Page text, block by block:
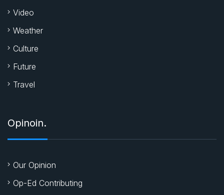
Video
Weather
Culture
Future
Travel
Opinoin.
Our Opinion
Op-Ed Contributing